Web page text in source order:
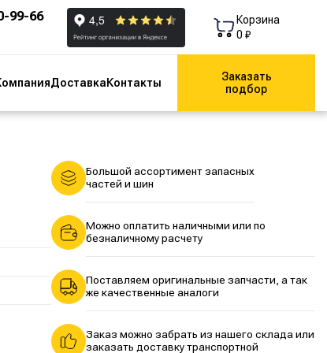
99-66
Корзина
0 ₽
ДоставкаКонтакты
Заказать
подбор
Большой ассортимент запасных
частей и шин
Можно оплатить наличными или по
безналичному расчету
Поставляем оригинальные запчасти, а так
же качественные аналоги
Заказ можно забрать из нашего склада или
заказать доставку транспортной